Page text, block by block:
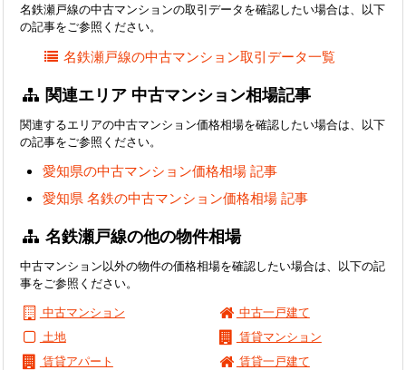
名鉄瀬戸線の中古マンションの取引データを確認したい場合は、以下
の記事をご参照ください。
名鉄瀬戸線の中古マンション取引データ一覧
関連エリア 中古マンション相場記事
関連するエリアの中古マンション価格相場を確認したい場合は、以下
の記事をご参照ください。
愛知県の中古マンション価格相場 記事
愛知県 名鉄の中古マンション価格相場 記事
名鉄瀬戸線の他の物件相場
中古マンション以外の物件の価格相場を確認したい場合は、以下の記
事をご参照ください。
中古マンション
中古一戸建て
土地
賃貸マンション
賃貸アパート
賃貸一戸建て